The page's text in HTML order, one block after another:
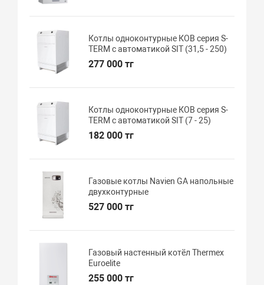
Котлы одноконтурные КОВ серия S-
TERM с автоматикой SIT (31,5 - 250)
277 000 тг
Котлы одноконтурные КОВ серия S-
TERM с автоматикой SIT (7 - 25)
182 000 тг
Газовые котлы Navien GA напольные
двухконтурные
527 000 тг
Газовый настенный котёл Thermex
Euroelite
255 000 тг